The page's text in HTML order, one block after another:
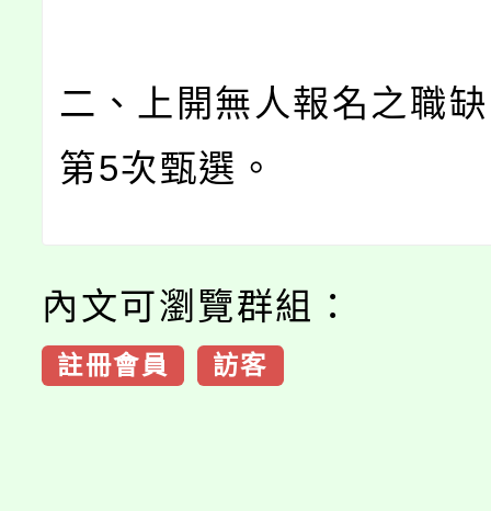
二、上開無人報名之職
第5次甄選。
內文可瀏覽群組：
註冊會員 訪客